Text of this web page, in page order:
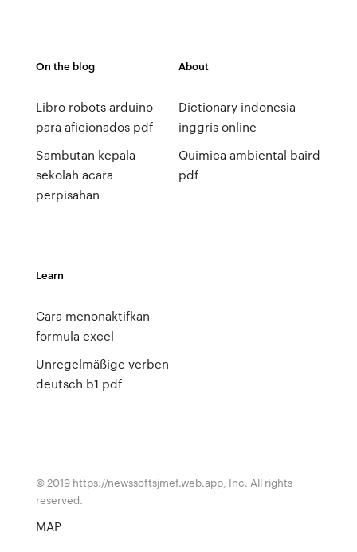
On the blog
Libro robots arduino
para aficionados pdf
Sambutan kepala
sekolah acara
perpisahan
About
Dictionary indonesia
inggris online
Quimica ambiental baird
pdf
Learn
Cara menonaktifkan
formula excel
Unregelmäßige verben
deutsch b1 pdf
© 2019 https://newssoftsjmef.web.app, Inc. All rights
reserved.
MAP